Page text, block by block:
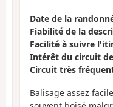
Date de la
Fiabilité de la
Facilité à suivre
Intérêt du circuit
Circuit très
Balisage assez